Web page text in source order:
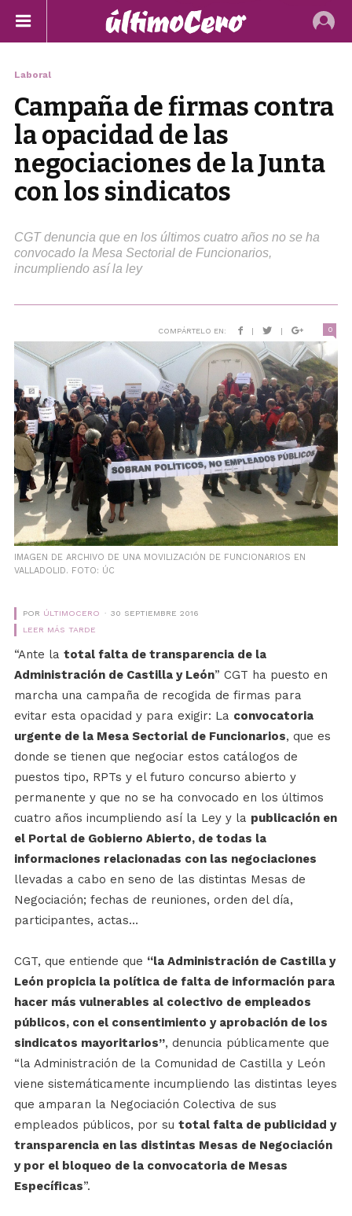
Laboral
Campaña de firmas contra
la opacidad de las
negociaciones de la Junta
con los sindicatos
CGT denuncia que en los últimos cuatro años no se ha
convocado la Mesa Sectorial de Funcionarios,
incumpliendo así la ley
COMPÁRTELO EN: | | 0
IMAGEN DE ARCHIVO DE UNA MOVILIZACIÓN DE FUNCIONARIOS EN
VALLADOLID. FOTO: ÚC
POR ÚLTIMOCERO
30 SEPTIEMBRE 2016
LEER MÁS TARDE
“Ante la total falta de transparencia de la
Administración de Castilla y León” CGT ha puesto en
marcha una campaña de recogida de firmas para
evitar esta opacidad y para exigir: La convocatoria
urgente de la Mesa Sectorial de Funcionarios, que es
donde se tienen que negociar estos catálogos de
puestos tipo, RPTs y el futuro concurso abierto y
permanente y que no se ha convocado en los últimos
cuatro años incumpliendo así la Ley y la publicación en
el Portal de Gobierno Abierto, de todas la
informaciones relacionadas con las negociaciones
llevadas a cabo en seno de las distintas Mesas de
Negociación; fechas de reuniones, orden del día,
participantes, actas…
CGT, que entiende que “la Administración de Castilla y
León propicia la política de falta de información para
hacer más vulnerables al colectivo de empleados
públicos, con el consentimiento y aprobación de los
sindicatos mayoritarios”, denuncia públicamente que
“la Administración de la Comunidad de Castilla y León
viene sistemáticamente incumpliendo las distintas leyes
que amparan la Negociación Colectiva de sus
empleados públicos, por su total falta de publicidad y
transparencia en las distintas Mesas de Negociación
y por el bloqueo de la convocatoria de Mesas
Específicas”.